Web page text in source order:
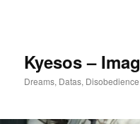
Kyesos –
Dreams, Datas,